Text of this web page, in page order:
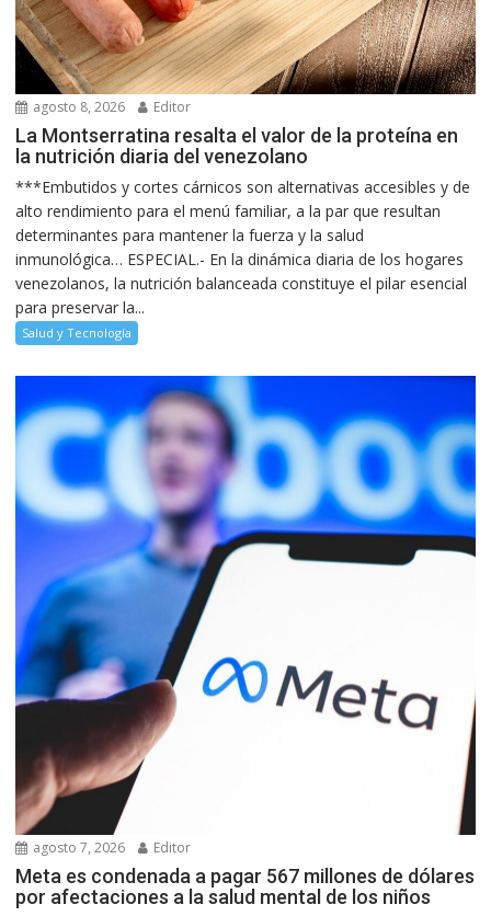
agosto 8, 2026 Editor
La Montserratina resalta el valor de la proteína en
la nutrición diaria del venezolano
***Embutidos y cortes cárnicos son alternativas accesibles y de
alto rendimiento para el menú familiar, a la par que resultan
determinantes para mantener la fuerza y la salud
inmunológica… ESPECIAL.- En la dinámica diaria de los hogares
venezolanos, la nutrición balanceada constituye el pilar esencial
para preservar la...
Salud y Tecnología
agosto 7, 2026 Editor
Meta es condenada a pagar 567 millones de dólares
por afectaciones a la salud mental de los niños